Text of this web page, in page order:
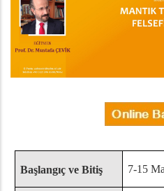
Başlangıç ve Bitiş 7-15